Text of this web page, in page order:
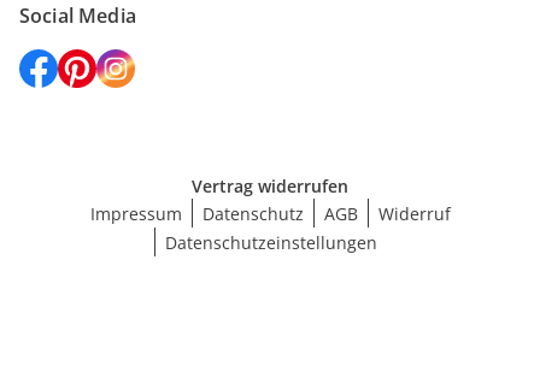
Social Media
Vertrag widerrufen
Impressum
Datenschutz AGB
Widerruf
Datenschutzeinstellungen